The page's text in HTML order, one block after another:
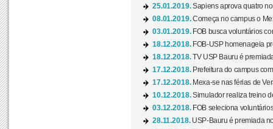
25.01.2019.Sapiens aprova quatro
08.01.2019.Começa no campus o
03.01.2019. FOB busca voluntários
18.12.2018. FOB-USP homenageia
18.12.2018.TV USP Bauru é
17.12.2018. Prefeitura do campus
17.12.2018. Mexa-se nas férias de
10.12.2018.Simulador realiza treino
03.12.2018. FOB seleciona
28.11.2018. USP-Bauru é premiada